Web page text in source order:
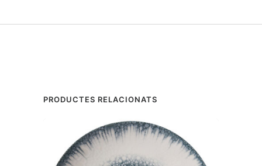
PRODUCTES RELACIONATS